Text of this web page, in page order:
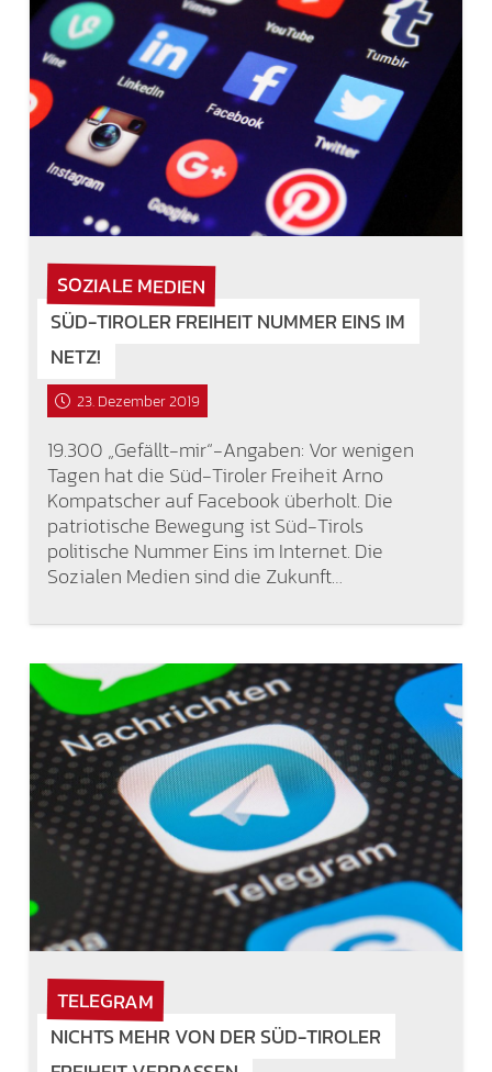
SOZIALE MEDIEN
SÜD-TIROLER FREIHEIT NUMMER EINS IM
NETZ!
23. Dezember 2019
19.300 „Gefällt-mir“-Angaben: Vor wenigen
Tagen hat die Süd-Tiroler Freiheit Arno
Kompatscher auf Facebook überholt. Die
patriotische Bewegung ist Süd-Tirols
politische Nummer Eins im Internet. Die
Sozialen Medien sind die Zukunft…
TELEGRAM
NICHTS MEHR VON DER SÜD-TIROLER